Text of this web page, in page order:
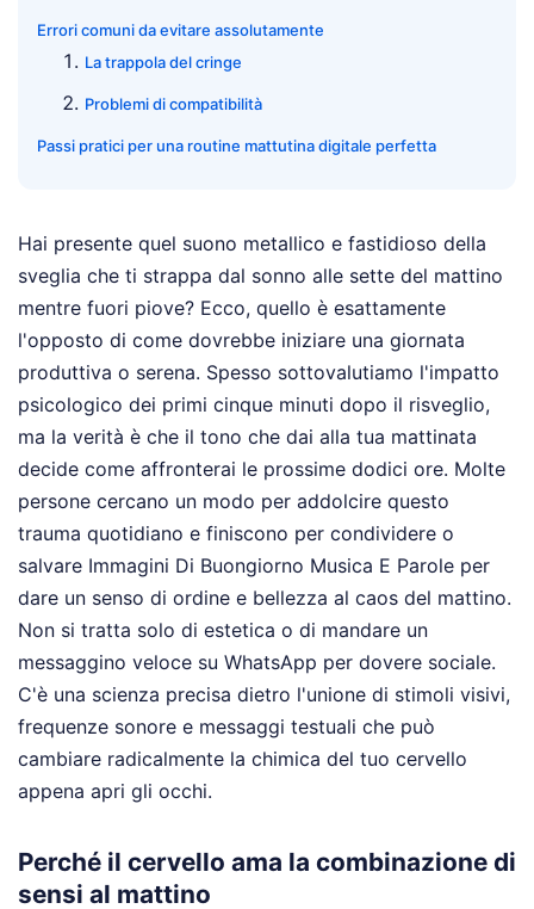
Errori comuni da evitare assolutamente
La trappola del cringe
Problemi di compatibilità
Passi pratici per una routine mattutina digitale perfetta
Hai presente quel suono metallico e fastidioso della
sveglia che ti strappa dal sonno alle sette del mattino
mentre fuori piove? Ecco, quello è esattamente
l'opposto di come dovrebbe iniziare una giornata
produttiva o serena. Spesso sottovalutiamo l'impatto
psicologico dei primi cinque minuti dopo il risveglio,
ma la verità è che il tono che dai alla tua mattinata
decide come affronterai le prossime dodici ore. Molte
persone cercano un modo per addolcire questo
trauma quotidiano e finiscono per condividere o
salvare Immagini Di Buongiorno Musica E Parole per
dare un senso di ordine e bellezza al caos del mattino.
Non si tratta solo di estetica o di mandare un
messaggino veloce su WhatsApp per dovere sociale.
C'è una scienza precisa dietro l'unione di stimoli visivi,
frequenze sonore e messaggi testuali che può
cambiare radicalmente la chimica del tuo cervello
appena apri gli occhi.
Perché il cervello ama la combinazione di
sensi al mattino